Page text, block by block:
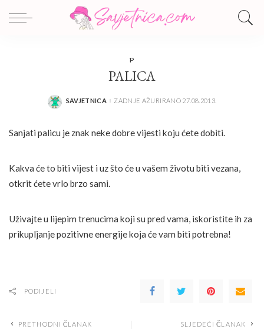
P
PALICA
POSTED
SAVJETNICA ZADNJE AŽURIRANO 27.08.2013.
Sanjati palicu je znak neke dobre vijesti koju ćete dobiti.
Kakva će to biti vijest i uz što će u vašem životu biti vezana,
otkrit ćete vrlo brzo sami.
Uživajte u lijepim trenucima koji su pred vama, iskoristite ih za
prikupljanje pozitivne energije koja će vam biti potrebna!
PODIJELI
PRETHODNI ČLANAK SLJEDEĆI ČLANAK